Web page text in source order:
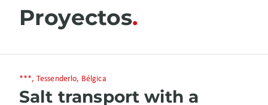
Proyectos
***, Tessenderlo, Bélgica
Salt transport with a